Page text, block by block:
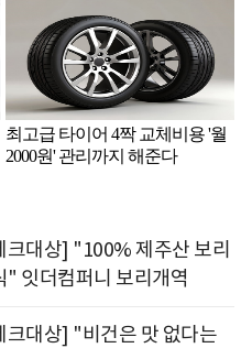
크대상] "100% 제주산 보리
" 잇더컴퍼니 보리개역
크대상] "비건은 맛 없다는